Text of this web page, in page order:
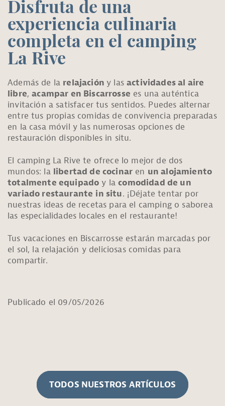
Disfruta de una
experiencia culinaria
completa en el camping
La Rive
Además de la relajación y lasactividades al aire
libre,acampar en Biscarrosse es una auténtica
invitación a satisfacer tus sentidos. Puedes alternar
entre tus propias comidas de convivencia preparadas
en la casa móvil y las numerosas opciones de
restauración disponibles in situ.
El camping La Rive te ofrece lo mejor de dos
mundos: la libertad de cocinar en un alojamiento
totalmente equipado y lacomodidad de un
variado restaurante in situ. ¡Déjate tentar por
nuestras ideas de recetas para el camping o saborea
las especialidades locales en el restaurante!
Tus vacaciones en Biscarrosse estarán marcadas por
el sol, la relajación y deliciosas comidas para
compartir.
Publicado el 09/05/2026
TODOS NUESTROS ARTÍCULOS